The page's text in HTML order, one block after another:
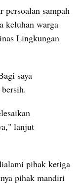
sampah
keluhan warga
Lingkungan
saya
lanjut
pihak ketiga
pihak mandiri